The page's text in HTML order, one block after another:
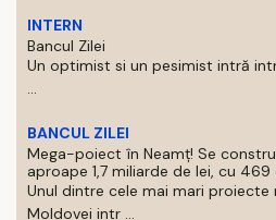
INTERN
Bancul Zilei
Un optimist si un pesimist intră
...
BANCUL ZILEI
Mega-poiect în Neamț! Se
aproape 1,7 miliarde de lei, cu
Unul dintre cele mai mari proiecte
Moldovei intr ...